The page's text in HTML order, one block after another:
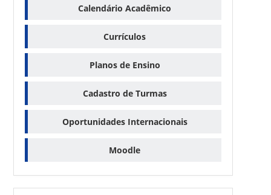
Calendário Acadêmico
Currículos
Planos de Ensino
Cadastro de Turmas
Oportunidades Internacionais
Moodle